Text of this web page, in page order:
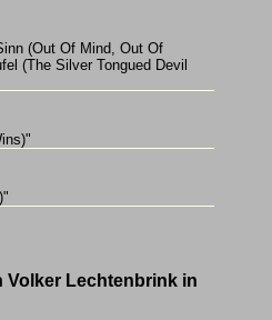
(Out Of Mind, Out Of
(The Silver Tongued Devil
Volker Lechtenbrink in